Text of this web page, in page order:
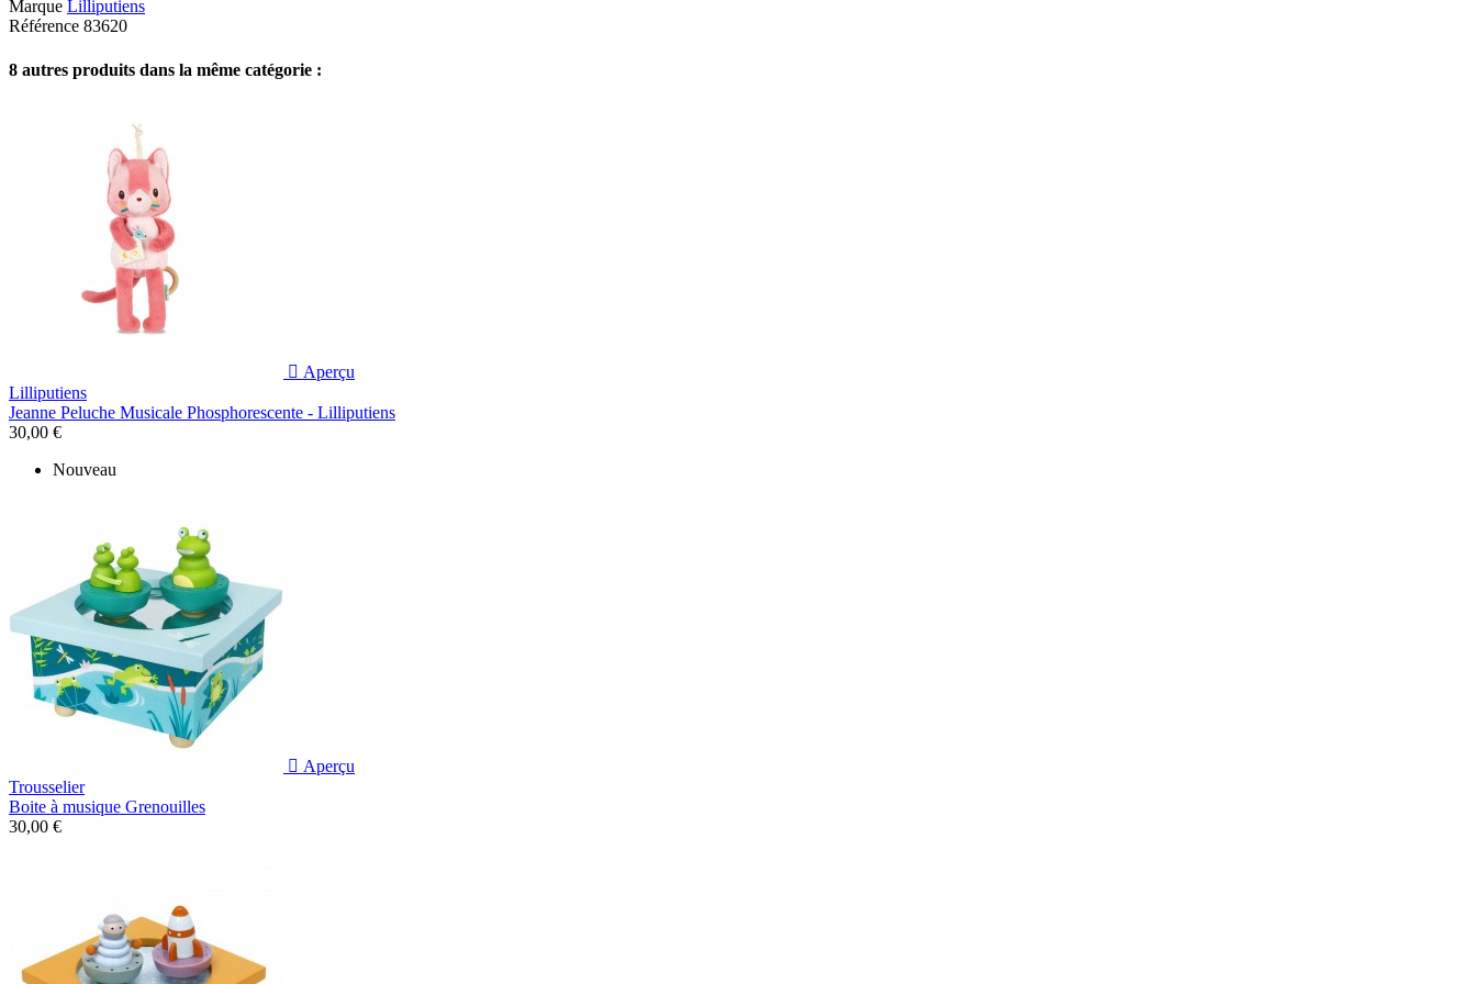
Marque Lilliputiens
Référence 83620
8 autres produits dans la même catégorie :
 Aperçu
Lilliputiens
Jeanne Peluche Musicale Phosphorescente - Lilliputiens
30,00 €
Nouveau
 Aperçu
Trousselier
Boite à musique Grenouilles
30,00 €